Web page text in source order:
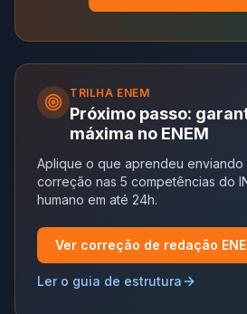
TRILHA ENEM
Próximo passo:
máxima no ENEM
Aplique o que aprendeu enviando
correção nas 5 competências do
humano em até 24h.
Ver correção de redação
Ler o guia de estrutura